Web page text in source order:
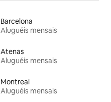
Barcelona
Aluguéis mensais
Atenas
Aluguéis mensais
Montreal
Aluguéis mensais